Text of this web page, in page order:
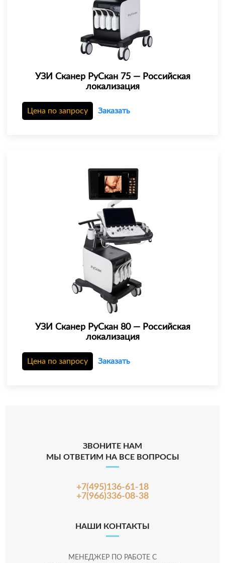
УЗИ Сканер РуСкан 75 — Российская
локализация
Цена по запросу Заказать
УЗИ Сканер РуСкан 80 — Российская
локализация
Цена по запросу Заказать
ЗВОНИТЕ НАМ
МЫ ОТВЕТИМ НА ВСЕ ВОПРОСЫ
+7(495)136-61-18
+7(966)336-08-38
НАШИ КОНТАКТЫ
МЕНЕДЖЕР ПО РАБОТЕ С